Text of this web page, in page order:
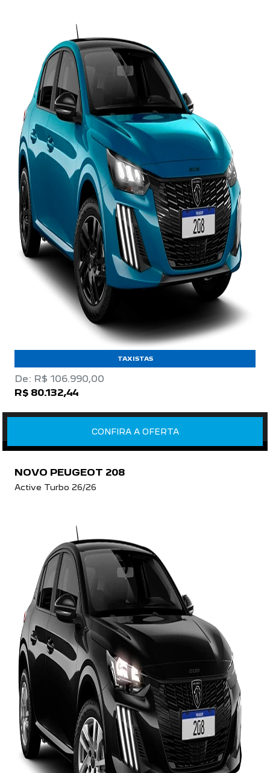
TAXISTAS
De: R$ 106.990,00
R$ 80.132,44
CONFIRA A OFERTA
NOVO PEUGEOT 208
Active Turbo 26/26